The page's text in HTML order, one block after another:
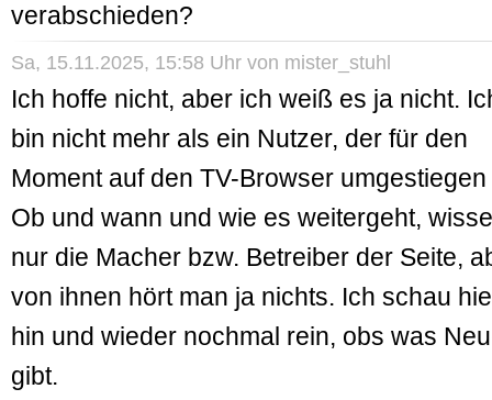
verabschieden?
Sa, 15.11.2025, 15:58 Uhr von mister_stuhl
Ich hoffe nicht, aber ich weiß es ja nicht.
bin nicht mehr als ein Nutzer, der für den
Moment auf den TV-Browser umgestiegen
Ob und wann und wie es weitergeht,
nur die Macher bzw. Betreiber der Seite,
von ihnen hört man ja nichts. Ich schau
hin und wieder nochmal rein, obs was
gibt.